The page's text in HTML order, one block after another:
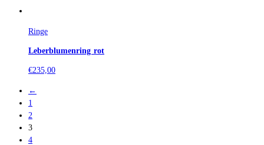
Ringe
Leberblumenring rot
€235,00
←
1
2
3
4